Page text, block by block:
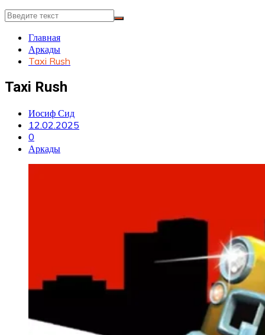
Главная
Аркады
Taxi Rush
Taxi Rush
Иосиф Сид
12.02.2025
0
Аркады